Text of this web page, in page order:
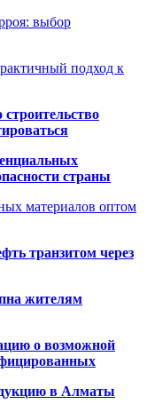
выбор
подход к
страны
материалов оптом
транзитом через
жителям
о возможной
в Алматы